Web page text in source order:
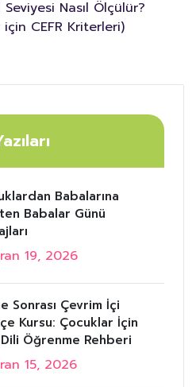
Nasıl Ölçülür?
CEFR Kriterleri)
Babalarına
Babalar Günü
19, 2026
Sonrası Çevrim İçi
Kursu: Çocuklar İçin
Öğrenme Rehberi
15, 2026